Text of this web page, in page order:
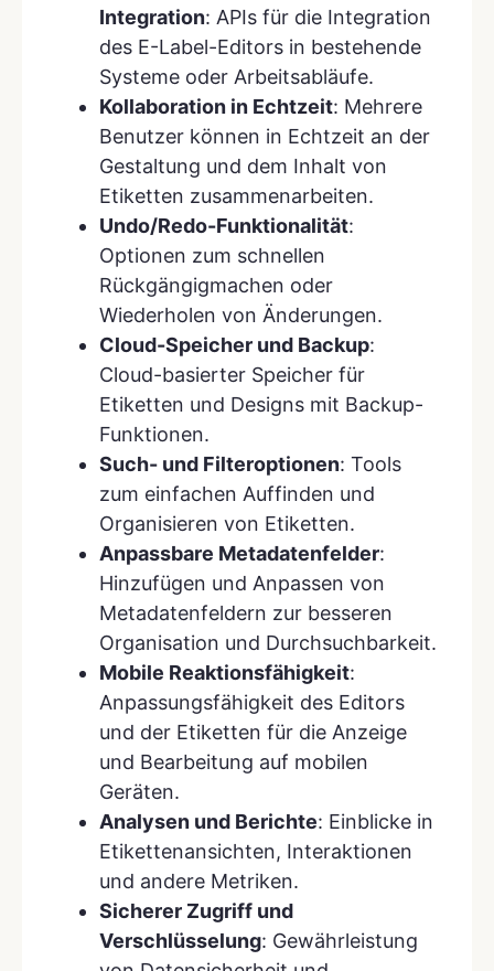
Integration: APIs für die Integration
des E-Label-Editors in bestehende
Systeme oder Arbeitsabläufe.
Kollaboration in Echtzeit: Mehrere
Benutzer können in Echtzeit an der
Gestaltung und dem Inhalt von
Etiketten zusammenarbeiten.
Undo/Redo-Funktionalität:
Optionen zum schnellen
Rückgängigmachen oder
Wiederholen von Änderungen.
Cloud-Speicher und Backup:
Cloud-basierter Speicher für
Etiketten und Designs mit Backup-
Funktionen.
Such- und Filteroptionen: Tools
zum einfachen Auffinden und
Organisieren von Etiketten.
Anpassbare Metadatenfelder:
Hinzufügen und Anpassen von
Metadatenfeldern zur besseren
Organisation und Durchsuchbarkeit.
Mobile Reaktionsfähigkeit:
Anpassungsfähigkeit des Editors
und der Etiketten für die Anzeige
und Bearbeitung auf mobilen
Geräten.
Analysen und Berichte: Einblicke in
Etikettenansichten, Interaktionen
und andere Metriken.
Sicherer Zugriff und
Verschlüsselung: Gewährleistung